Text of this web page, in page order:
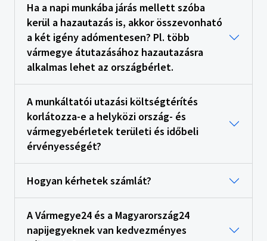
Ha a napi munkába járás mellett szóba
kerül a hazautazás is, akkor összevonható
a két igény adómentesen? Pl. több
vármegye átutazásához hazautazásra
alkalmas lehet az országbérlet.
A munkáltatói utazási költségtérítés
korlátozza-e a helyközi ország- és
vármegyebérletek területi és időbeli
érvényességét?
Hogyan kérhetek számlát?
A Vármegye24 és a Magyarország24
napijegyeknek van kedvezményes